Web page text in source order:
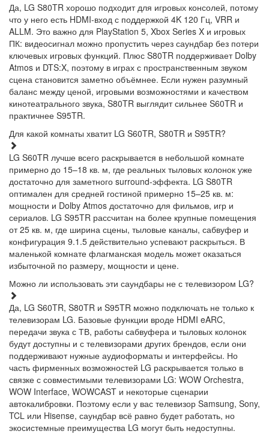
Да, LG S80TR хорошо подходит для игровых консолей, потому
что у него есть HDMI-вход с поддержкой 4K 120 Гц, VRR и
ALLM. Это важно для PlayStation 5, Xbox Series X и игровых
ПК: видеосигнал можно пропустить через саундбар без потери
ключевых игровых функций. Плюс S80TR поддерживает Dolby
Atmos и DTS:X, поэтому в играх с пространственным звуком
сцена становится заметно объёмнее. Если нужен разумный
баланс между ценой, игровыми возможностями и качеством
кинотеатрального звука, S80TR выглядит сильнее S60TR и
практичнее S95TR.
Для какой комнаты хватит LG S60TR, S80TR и S95TR?
LG S60TR лучше всего раскрывается в небольшой комнате
примерно до 15–18 кв. м, где реальных тыловых колонок уже
достаточно для заметного surround-эффекта. LG S80TR
оптимален для средней гостиной примерно 15–25 кв. м:
мощности и Dolby Atmos достаточно для фильмов, игр и
сериалов. LG S95TR рассчитан на более крупные помещения
от 25 кв. м, где ширина сцены, тыловые каналы, сабвуфер и
конфигурация 9.1.5 действительно успевают раскрыться. В
маленькой комнате флагманская модель может оказаться
избыточной по размеру, мощности и цене.
Можно ли использовать эти саундбары не с телевизором LG?
Да, LG S60TR, S80TR и S95TR можно подключать не только к
телевизорам LG. Базовые функции вроде HDMI eARC,
передачи звука с ТВ, работы сабвуфера и тыловых колонок
будут доступны и с телевизорами других брендов, если они
поддерживают нужные аудиоформаты и интерфейсы. Но
часть фирменных возможностей LG раскрывается только в
связке с совместимыми телевизорами LG: WOW Orchestra,
WOW Interface, WOWCAST и некоторые сценарии
автокалибровки. Поэтому если у вас телевизор Samsung, Sony,
TCL или Hisense, саундбар всё равно будет работать, но
экосистемные преимущества LG могут быть недоступны.